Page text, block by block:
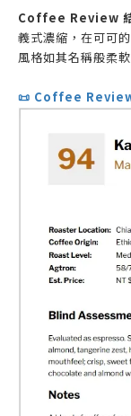
Coffee Review 結
義式濃縮，在可可
風格如其名稱般柔
📜 Coffee